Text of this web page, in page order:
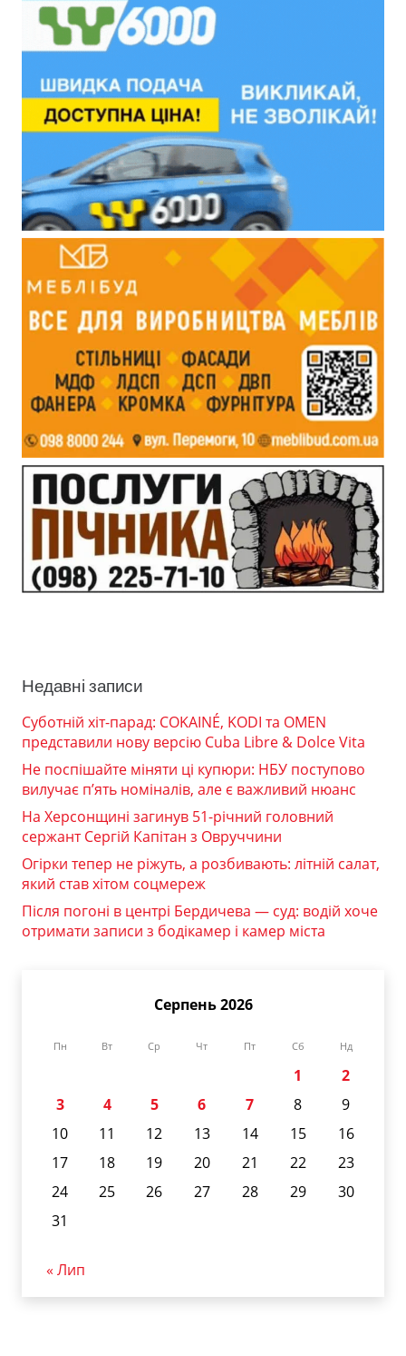
Недавні записи
Суботній хіт-парад: COKAINÉ, KODI та OMEN
представили нову версію Cuba Libre & Dolce Vita
Не поспішайте міняти ці купюри: НБУ поступово
вилучає п’ять номіналів, але є важливий нюанс
На Херсонщині загинув 51-річний головний
сержант Сергій Капітан з Овруччини
Огірки тепер не ріжуть, а розбивають: літній салат,
який став хітом соцмереж
Після погоні в центрі Бердичева — суд: водій хоче
отримати записи з бодікамер і камер міста
Серпень 2026
Пн Вт Ср Чт Пт Сб Нд
1
2
3
4 5 6 7 8
9
10
11 12 13 14 15
16
17
18 19 20 21 22
23
24
25 26 27 28 29
30
31
« Лип